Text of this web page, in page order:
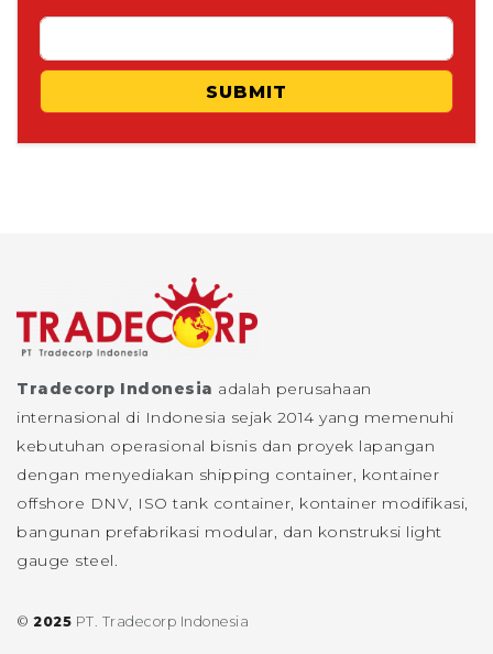
SUBMIT
Tradecorp Indonesia adalah perusahaan
internasional di Indonesia sejak 2014 yang memenuhi
kebutuhan operasional bisnis dan proyek lapangan
dengan menyediakan shipping container, kontainer
offshore DNV, ISO tank container, kontainer modifikasi,
bangunan prefabrikasi modular, dan konstruksi light
gauge steel.
© 2025 PT. Tradecorp Indonesia